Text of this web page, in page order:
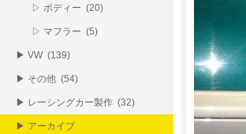
▷ ボディー (20)
▷ マフラー (5)
▶ VW (139)
▶ その他 (54)
▶ レーシングカー製作 (32)
▶ アーカイブ